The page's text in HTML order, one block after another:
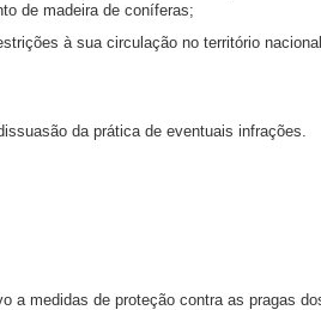
de madeira de coníferas;
à sua circulação no território
da prática de eventuais infrações.
a medidas de proteção contra as pragas